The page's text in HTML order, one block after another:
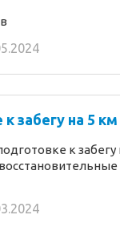
забегу на 5 км
к